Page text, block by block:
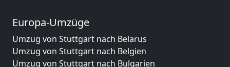
Europa-Umzüge
Umzug von Stuttgart nach Belarus
Umzug von Stuttgart nach Belgien
Umzug von Stuttgart nach Bulgarien